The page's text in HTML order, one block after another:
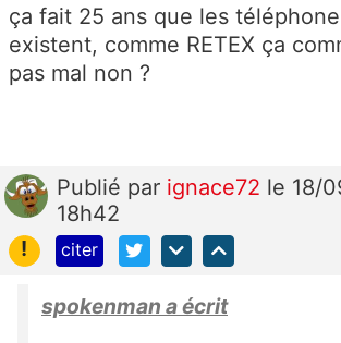
ça fait 25 ans que les
existent, comme RETEX ça
pas mal non ?
Publié par ignace72 le 18/
18h42
!
citer
spokenman a écrit